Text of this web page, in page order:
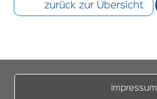
zurück zur Übersicht
Impressum